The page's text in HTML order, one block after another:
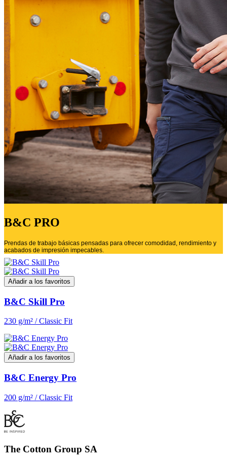
B&C PRO
Prendas de trabajo básicas pensadas para ofrecer comodidad, rendimiento y
acabados de impresión impecables.
Añadir a los favoritos
B&C Skill Pro
230 g/m² / Classic Fit
Añadir a los favoritos
B&C Energy Pro
200 g/m² / Classic Fit
The Cotton Group SA